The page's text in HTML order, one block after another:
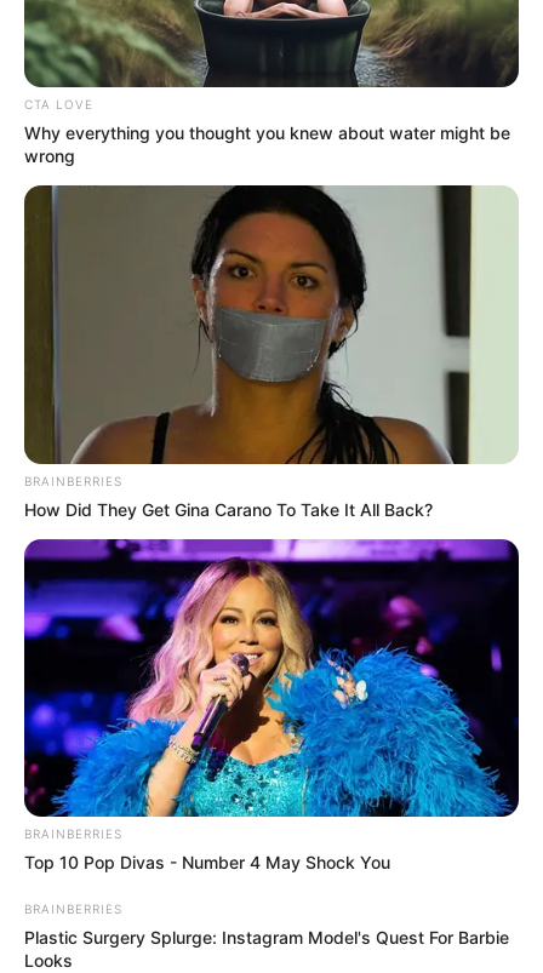
CTA LOVE
Why everything you thought you knew about water might be
wrong
BRAINBERRIES
How Did They Get Gina Carano To Take It All Back?
BRAINBERRIES
Top 10 Pop Divas - Number 4 May Shock You
BRAINBERRIES
Plastic Surgery Splurge: Instagram Model's Quest For Barbie
Looks